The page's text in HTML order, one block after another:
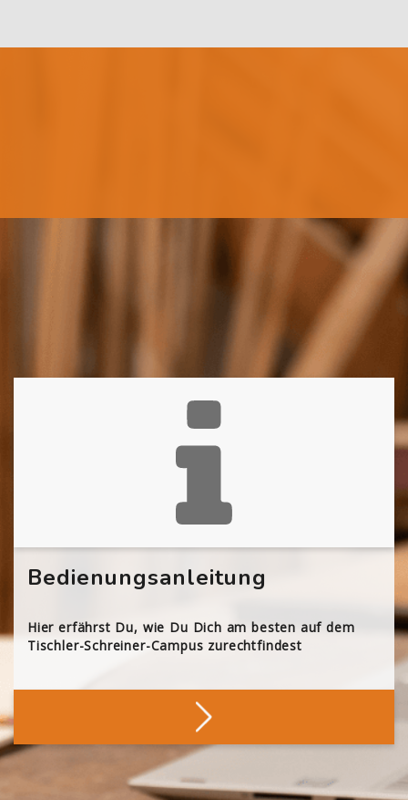
Bedienungsanleitung
Hier erfährst Du, wie Du Dich am besten auf dem
Tischler-Schreiner-Campus zurechtfindest